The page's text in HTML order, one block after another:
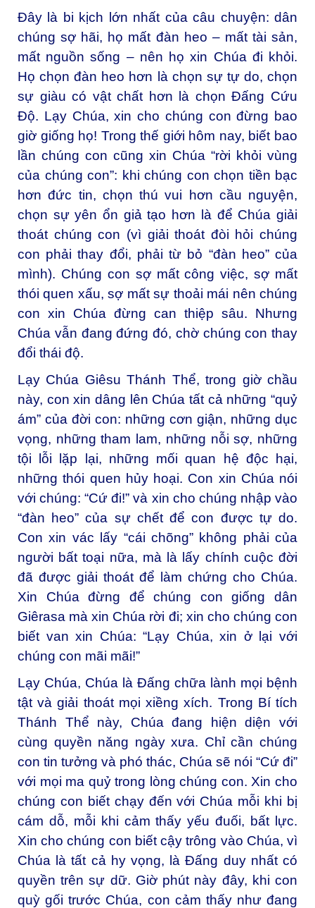
Đây là bi kịch lớn nhất của câu chuyện: dân
chúng sợ hãi, họ mất đàn heo – mất tài sản,
mất nguồn sống – nên họ xin Chúa đi khỏi.
Họ chọn đàn heo hơn là chọn sự tự do, chọn
sự giàu có vật chất hơn là chọn Đấng Cứu
Độ. Lạy Chúa, xin cho chúng con đừng bao
giờ giống họ! Trong thế giới hôm nay, biết bao
lần chúng con cũng xin Chúa “rời khỏi vùng
của chúng con”: khi chúng con chọn tiền bạc
hơn đức tin, chọn thú vui hơn cầu nguyện,
chọn sự yên ổn giả tạo hơn là để Chúa giải
thoát chúng con (vì giải thoát đòi hỏi chúng
con phải thay đổi, phải từ bỏ “đàn heo” của
mình). Chúng con sợ mất công việc, sợ mất
thói quen xấu, sợ mất sự thoải mái nên chúng
con xin Chúa đừng can thiệp sâu. Nhưng
Chúa vẫn đang đứng đó, chờ chúng con thay
đổi thái độ.
Lạy Chúa Giêsu Thánh Thể, trong giờ chầu
này, con xin dâng lên Chúa tất cả những “quỷ
ám” của đời con: những cơn giận, những dục
vọng, những tham lam, những nỗi sợ, những
tội lỗi lặp lại, những mối quan hệ độc hại,
những thói quen hủy hoại. Con xin Chúa nói
với chúng: “Cứ đi!” và xin cho chúng nhập vào
“đàn heo” của sự chết để con được tự do.
Con xin vác lấy “cái chõng” không phải của
người bất toại nữa, mà là lấy chính cuộc đời
đã được giải thoát để làm chứng cho Chúa.
Xin Chúa đừng để chúng con giống dân
Giêrasa mà xin Chúa rời đi; xin cho chúng con
biết van xin Chúa: “Lạy Chúa, xin ở lại với
chúng con mãi mãi!”
Lạy Chúa, Chúa là Đấng chữa lành mọi bệnh
tật và giải thoát mọi xiềng xích. Trong Bí tích
Thánh Thể này, Chúa đang hiện diện với
cùng quyền năng ngày xưa. Chỉ cần chúng
con tin tưởng và phó thác, Chúa sẽ nói “Cứ đi”
với mọi ma quỷ trong lòng chúng con. Xin cho
chúng con biết chạy đến với Chúa mỗi khi bị
cám dỗ, mỗi khi cảm thấy yếu đuối, bất lực.
Xin cho chúng con biết cậy trông vào Chúa, vì
Chúa là tất cả hy vọng, là Đấng duy nhất có
quyền trên sự dữ. Giờ phút này đây, khi con
quỳ gối trước Chúa, con cảm thấy như đang